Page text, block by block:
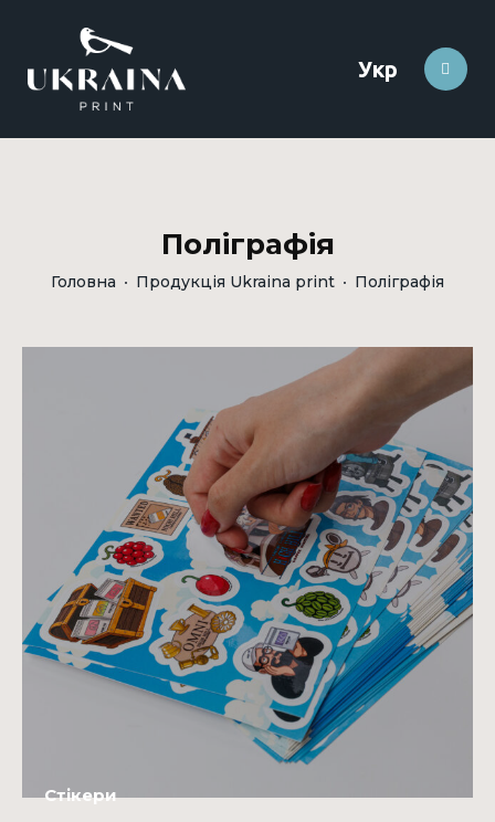
Укр
Поліграфія
Головна Продукція Ukraina print Поліграфія
Стікери